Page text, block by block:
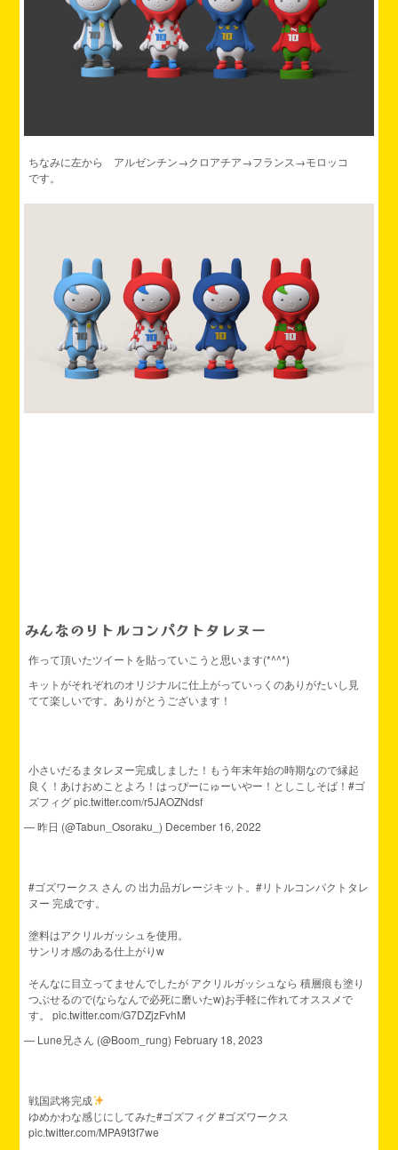
ちなみに左から アルゼンチン→クロアチア→フランス→モロッコ
です。
みんなのリトルコンパクトタレヌー
作って頂いたツイートを貼っていこうと思います(*^^*)
キットがそれぞれのオリジナルに仕上がっていっくのありがたいし見
てて楽しいです。ありがとうございます！
小さいだるまタレヌー完成しました！もう年末年始の時期なので縁起
良く！あけおめことよろ！はっぴーにゅーいやー！としこしそば！#ゴ
ズフィグ pic.twitter.com/r5JAOZNdsf
— 昨日 (@Tabun_Osoraku_) December 16, 2022
#ゴズワークス さん の 出力品ガレージキット。#リトルコンパクトタレ
ヌー 完成です。
塗料はアクリルガッシュを使用。
サンリオ感のある仕上がりw
そんなに目立ってませんでしたが アクリルガッシュなら 積層痕も塗り
つぶせるので(ならなんで必死に磨いたw)お手軽に作れてオススメで
す。pic.twitter.com/G7DZjzFvhM
— Lune兄さん (@Boom_rung) February 18, 2023
戦国武将完成
ゆめかわな感じにしてみた#ゴズフィグ #ゴズワークス
pic.twitter.com/MPA9t3f7we